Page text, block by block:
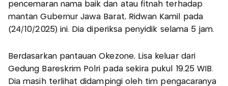
pencemaran nama baik dan atau fitnah terhadap
mantan Gubernur Jawa Barat, Ridwan Kamil pada
(24/10/2025) ini. Dia diperiksa penyidik selama 5 jam.
Berdasarkan pantauan Okezone, Lisa keluar dari
Gedung Bareskrim Polri pada sekira pukul 19.25 WIB.
Dia masih terlihat didampingi oleh tim pengacaranya